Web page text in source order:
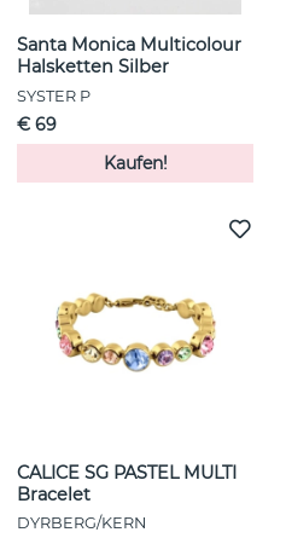
Santa Monica Multicolour
Halsketten Silber
SYSTER P
€ 69
Kaufen!
CALICE SG PASTEL MULTI
Bracelet
DYRBERG/KERN